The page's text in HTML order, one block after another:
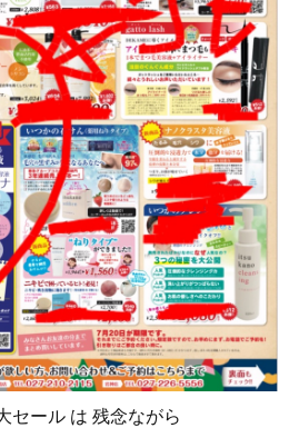
セール は 残念ながら